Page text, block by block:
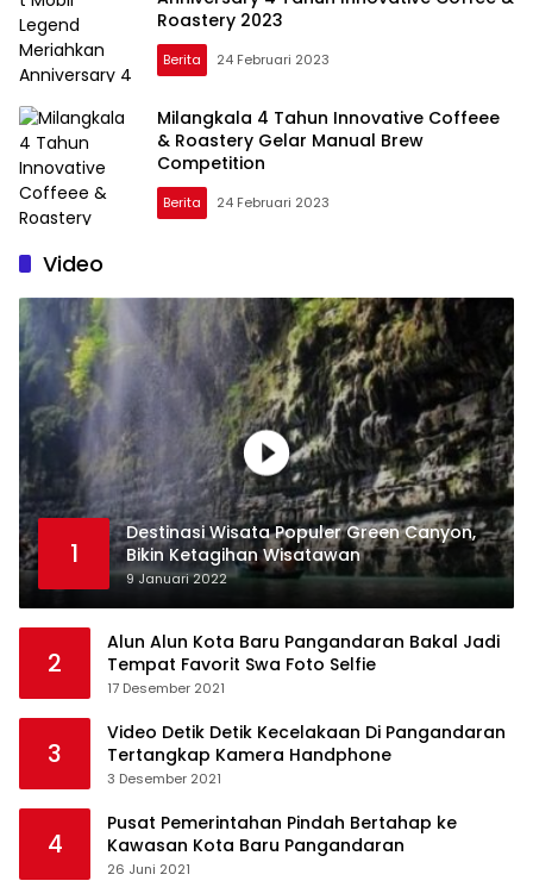
Roastery 2023
Berita 24 Februari 2023
Milangkala 4 Tahun Innovative Coffeee
& Roastery Gelar Manual Brew
Competition
Berita 24 Februari 2023
Video
1
Destinasi Wisata Populer Green Canyon,
Bikin Ketagihan Wisatawan
9 Januari 2022
2
Alun Alun Kota Baru Pangandaran Bakal Jadi
Tempat Favorit Swa Foto Selfie
17 Desember 2021
3
Video Detik Detik Kecelakaan Di Pangandaran
Tertangkap Kamera Handphone
3 Desember 2021
4
Pusat Pemerintahan Pindah Bertahap ke
Kawasan Kota Baru Pangandaran
26 Juni 2021